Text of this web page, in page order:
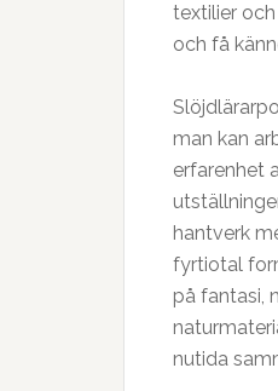
textilier
och få
man kan
erfarenhet
hantverk
fyrtiotal
på fantasi,
nutida